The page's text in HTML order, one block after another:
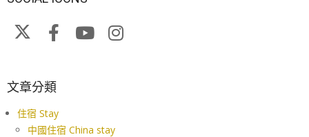
文章分類
住宿 Stay
中國住宿 China stay